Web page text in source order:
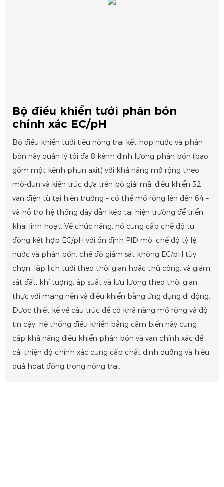
Bộ điều khiển tưới phân bón
chính xác EC/pH
Bộ điều khiển tưới tiêu nông trại kết hợp nước và phân
bón này quản lý tối đa 8 kênh định lượng phân bón (bao
gồm một kênh phun axit) với khả năng mở rộng theo
mô-đun và kiến ​​trúc dựa trên bộ giải mã, điều khiển 32
van điện từ tại hiện trường – có thể mở rộng lên đến 64 –
và hỗ trợ hệ thống dây dẫn kép tại hiện trường để triển
khai linh hoạt. Về chức năng, nó cung cấp chế độ tự
động kết hợp EC/pH với ổn định PID mờ, chế độ tỷ lệ
nước và phân bón, chế độ giám sát không EC/pH tùy
chọn, lập lịch tưới theo thời gian hoặc thủ công, và giám
sát đất, khí tượng, áp suất và lưu lượng theo thời gian
thực với mạng nền và điều khiển bằng ứng dụng di động.
Được thiết kế về cấu trúc để có khả năng mở rộng và độ
tin cậy, hệ thống điều khiển bằng cảm biến này cung
cấp khả năng điều khiển phân bón và van chính xác để
cải thiện độ chính xác cung cấp chất dinh dưỡng và hiệu
quả hoạt động trong nông trại.